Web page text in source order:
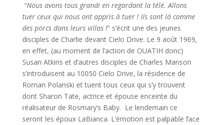
“Nous avons tous grandi en regardant la télé. Allons
tuer ceux qui nous ont appris à tuer ! Ils sont là comme
des porcs dans leurs villas !” s’écrit une des jeunes
disciples de Charlie devant Cielo Drive. Le 9 août 1969,
en effet, (au moment de l’action de OUATIH donc)
Susan Atkins et d’autres disciples de Charles Manson
s’introduisent au 10050 Cielo Drive, la résidence de
Roman Polanski et tuent tous ceux qui s’y trouvent
dont Sharon Tate, actrice et épouse enceinte du
réalisateur de Rosmary’s Baby. Le lendemain ce
seront les époux LaBianca. L’émotion est palpable face